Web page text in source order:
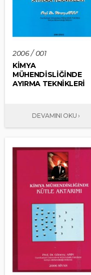
2006 / 001
KİMYA
MÜHENDİSLİĞİNDE
AYIRMA TEKNİKLERİ